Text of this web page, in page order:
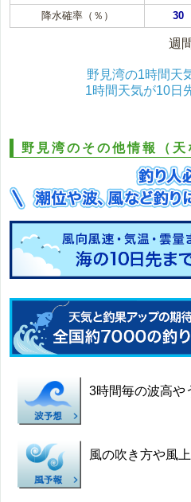
降水確率（％）
30
週
野見湾の1時間天
1時間天気が10日
野見湾のその他情報（天
3時間毎の波高や
風の吹き方や風